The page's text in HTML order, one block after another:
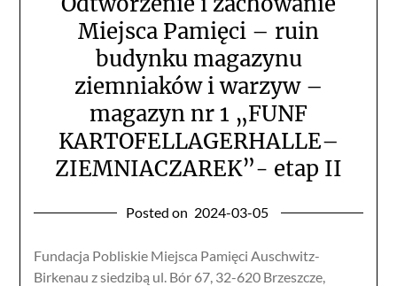
Miejsca Pamięci – ruin
budynku magazynu
ziemniaków i warzyw –
magazyn nr 1 „FUNF
KARTOFELLAGERHALLE–
ZIEMNIACZAREK”- etap II
Posted on 2024-03-05
Fundacja Pobliskie Miejsca Pamięci Auschwitz-
Birkenau z siedzibą ul. Bór 67, 32-620 Brzeszcze,